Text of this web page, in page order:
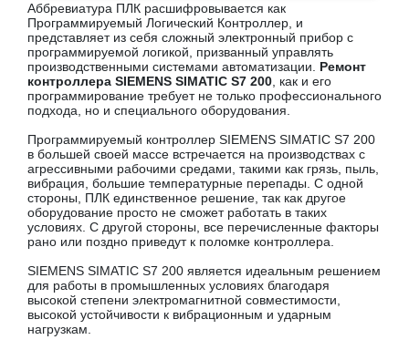
Аббревиатура ПЛК расшифровывается как
Программируемый Логический Контроллер, и
представляет из себя сложный электронный прибор с
программируемой логикой, призванный управлять
производственными системами автоматизации. Ремонт
контроллера SIEMENS SIMATIC S7 200 , как и его
программирование требует не только профессионального
подхода, но и специального оборудования.
Программируемый контроллер SIEMENS SIMATIC S7 200
в большей своей массе встречается на производствах с
агрессивными рабочими средами, такими как грязь, пыль,
вибрация, большие температурные перепады. С одной
стороны, ПЛК единственное решение, так как другое
оборудование просто не сможет работать в таких
условиях. С другой стороны, все перечисленные факторы
рано или поздно приведут к поломке контроллера.
SIEMENS SIMATIC S7 200 является идеальным решением
для работы в промышленных условиях благодаря
высокой степени электромагнитной совместимости,
высокой устойчивости к вибрационным и ударным
нагрузкам.